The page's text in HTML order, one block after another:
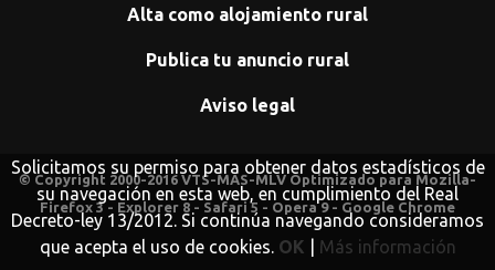
Solicitamos su permiso para obtener datos estadísticos de
su navegación en esta web, en cumplimiento del Real
Decreto-ley 13/2012. Si continúa navegando consideramos
que acepta el uso de cookies. OK Más información
Alta como alojamiento rural
Publica tu anuncio rural
Aviso legal
© Copyright 2000-2016 VTS-MAS-MLV Optimizado para Mozilla-
Firefox 3 - Explorer 8 - Safari 5 - Opera 9 - Google Chrome